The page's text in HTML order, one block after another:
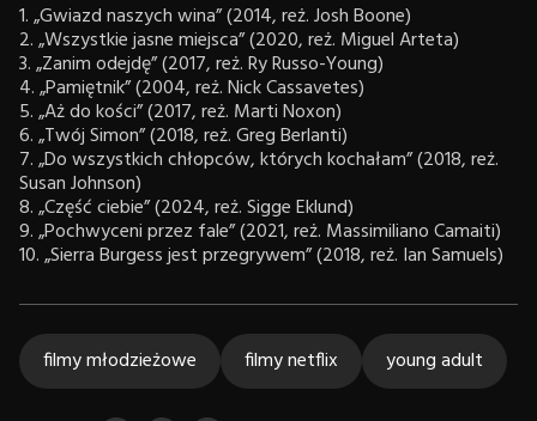
1. „Gwiazd naszych wina” (2014, reż. Josh Boone)
2. „Wszystkie jasne miejsca” (2020, reż. Miguel Arteta)
3. „Zanim odejdę” (2017, reż. Ry Russo-Young)
4. „Pamiętnik” (2004, reż. Nick Cassavetes)
5. „Aż do kości” (2017, reż. Marti Noxon)
6. „Twój Simon” (2018, reż. Greg Berlanti)
7. „Do wszystkich chłopców, których kochałam” (2018, reż.
Susan Johnson)
8. „Część ciebie” (2024, reż. Sigge Eklund)
9. „Pochwyceni przez fale” (2021, reż. Massimiliano Camaiti)
10. „Sierra Burgess jest przegrywem” (2018, reż. Ian Samuels)
filmy młodzieżowe filmy netflix young adult